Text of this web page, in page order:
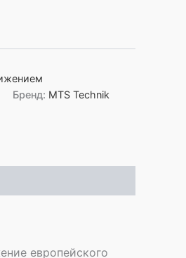
Бренд: MTS Technik
европейского